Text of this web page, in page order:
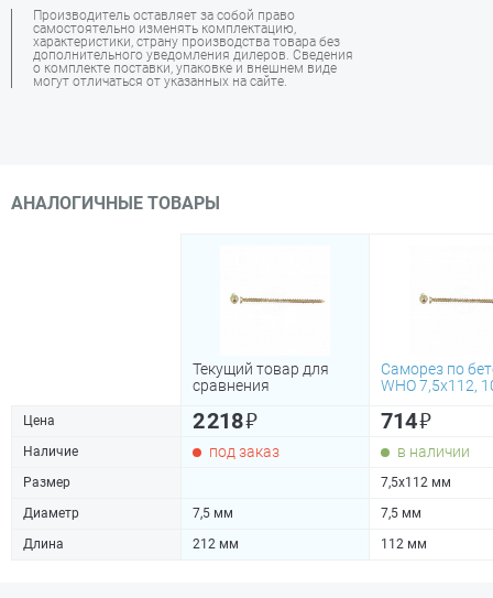
Производитель оставляет за собой право
самостоятельно изменять комплектацию,
характеристики, страну производства товара без
дополнительного уведомления дилеров. Сведения
о комплекте поставки, упаковке и внешнем виде
могут отличаться от указанных на сайте.
АНАЛОГИЧНЫЕ ТОВАРЫ
Текущий товар для
сравнения
Саморез по
WHO 7,5х112,
Цена 2 218₽ 714₽
Наличие под заказ в наличии
Размер
7,5х112 мм
Диаметр
7,5 мм
7,5 мм
Длина
212 мм 112 мм